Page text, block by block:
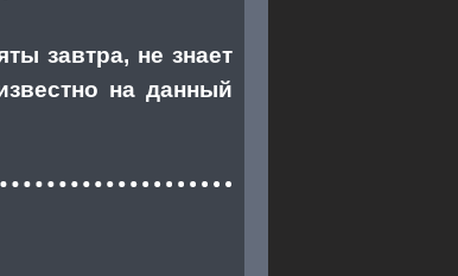
завтра, не знает
на данный